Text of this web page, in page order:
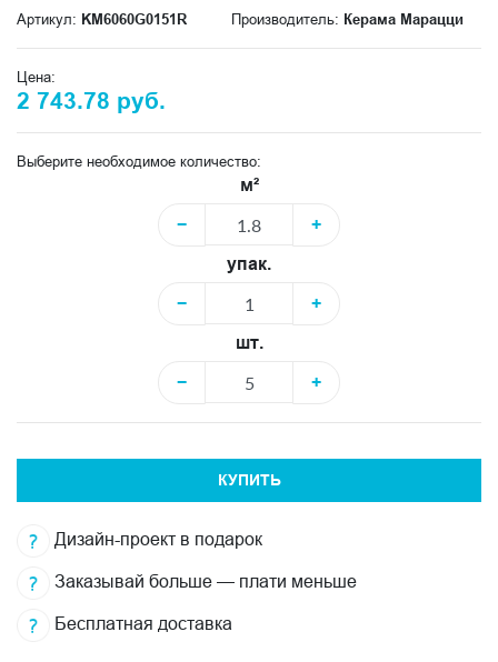
Артикул: KM6060G0151R Производитель: Керама Марацци
Цена:
2 743.78 руб.
Выберите необходимое количество:
м²
−
+
упак.
−
+
шт.
−
+
КУПИТЬ
Дизайн-проект в подарок
Заказывай больше — плати меньше
Бесплатная доставка